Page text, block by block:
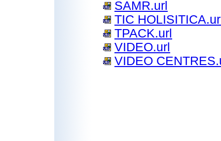
SAMR.url
TIC
TPACK.url
VIDEO.url
VIDEO